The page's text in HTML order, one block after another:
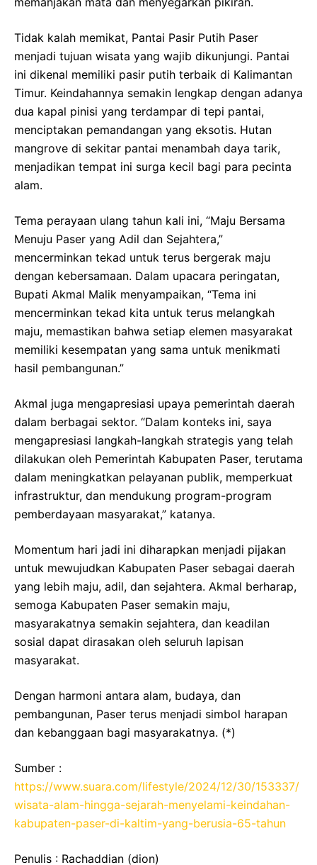
Tidak kalah memikat, Pantai Pasir Putih Paser
menjadi tujuan wisata yang wajib dikunjungi. Pantai
ini dikenal memiliki pasir putih terbaik di Kalimantan
Timur. Keindahannya semakin lengkap dengan adanya
dua kapal pinisi yang terdampar di tepi pantai,
menciptakan pemandangan yang eksotis. Hutan
mangrove di sekitar pantai menambah daya tarik,
menjadikan tempat ini surga kecil bagi para pecinta
alam.
Tema perayaan ulang tahun kali ini, “Maju Bersama
Menuju Paser yang Adil dan Sejahtera,”
mencerminkan tekad untuk terus bergerak maju
dengan kebersamaan. Dalam upacara peringatan,
Bupati Akmal Malik menyampaikan, “Tema ini
mencerminkan tekad kita untuk terus melangkah
maju, memastikan bahwa setiap elemen masyarakat
memiliki kesempatan yang sama untuk menikmati
hasil pembangunan.”
Akmal juga mengapresiasi upaya pemerintah daerah
dalam berbagai sektor. “Dalam konteks ini, saya
mengapresiasi langkah-langkah strategis yang telah
dilakukan oleh Pemerintah Kabupaten Paser, terutama
dalam meningkatkan pelayanan publik, memperkuat
infrastruktur, dan mendukung program-program
pemberdayaan masyarakat,” katanya.
Momentum hari jadi ini diharapkan menjadi pijakan
untuk mewujudkan Kabupaten Paser sebagai daerah
yang lebih maju, adil, dan sejahtera. Akmal berharap,
semoga Kabupaten Paser semakin maju,
masyarakatnya semakin sejahtera, dan keadilan
sosial dapat dirasakan oleh seluruh lapisan
masyarakat.
Dengan harmoni antara alam, budaya, dan
pembangunan, Paser terus menjadi simbol harapan
dan kebanggaan bagi masyarakatnya. (*)
Sumber :
https://www.suara.com/lifestyle/2024/12/30/153337/
wisata-alam-hingga-sejarah-menyelami-keindahan-
kabupaten-paser-di-kaltim-yang-berusia-65-tahun
Penulis : Rachaddian (dion)